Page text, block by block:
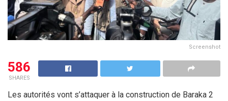
Screenshot
586
SHARES
Les autorités vont s’attaquer à la construction de Baraka 2